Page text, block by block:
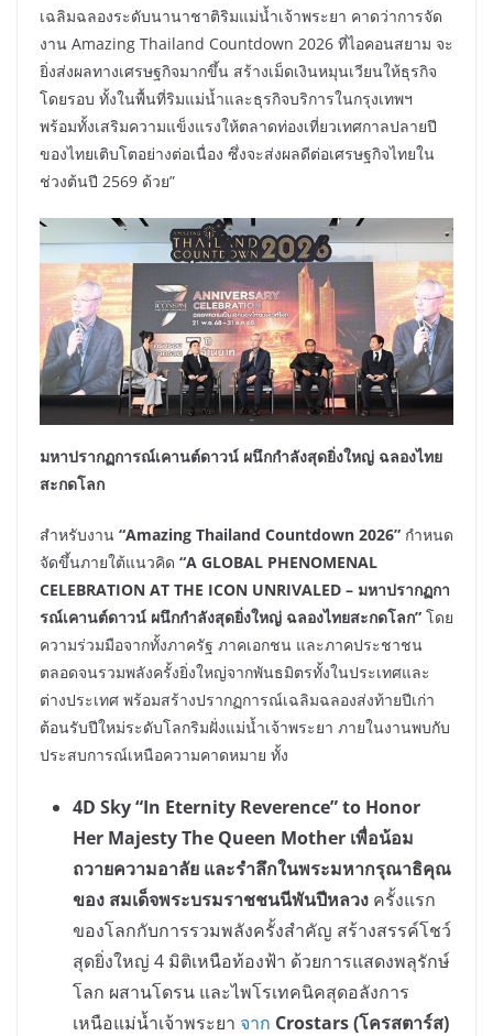
เฉลิมฉลองระดับนานาชาติริมแม่น้ำเจ้าพระยา คาดว่าการจัด
งาน Amazing Thailand Countdown 2026 ที่ไอคอนสยาม จะ
ยิ่งส่งผลทางเศรษฐกิจมากขึ้น สร้างเม็ดเงินหมุนเวียนให้ธุรกิจ
โดยรอบ ทั้งในพื้นที่ริมแม่น้ำและธุรกิจบริการในกรุงเทพฯ
พร้อมทั้งเสริมความแข็งแรงให้ตลาดท่องเที่ยวเทศกาลปลายปี
ของไทยเติบโตอย่างต่อเนื่อง ซึ่งจะส่งผลดีต่อเศรษฐกิจไทยใน
ช่วงต้นปี 2569 ด้วย”
มหาปรากฏการณ์เคานต์ดาวน์ ผนึกกำลังสุดยิ่งใหญ่ ฉลองไทย
สะกดโลก
สำหรับงาน “Amazing Thailand Countdown 2026” กำหนด
จัดขึ้นภายใต้แนวคิด “A GLOBAL PHENOMENAL
CELEBRATION AT THE ICON UNRIVALED – มหาปรากฏกา
รณ์เคานต์ดาวน์ ผนึกกำลังสุดยิ่งใหญ่ ฉลองไทยสะกดโลก” โดย
ความร่วมมือจากทั้งภาครัฐ ภาคเอกชน และภาคประชาชน
ตลอดจนรวมพลังครั้งยิ่งใหญ่จากพันธมิตรทั้งในประเทศและ
ต่างประเทศ พร้อมสร้างปรากฏการณ์เฉลิมฉลองส่งท้ายปีเก่า
ต้อนรับปีใหม่ระดับโลกริมฝั่งแม่น้ำเจ้าพระยา ภายในงานพบกับ
ประสบการณ์เหนือความคาดหมาย ทั้ง
4D Sky “In Eternity Reverence” to Honor
Her Majesty The Queen Mother เพื่อน้อม
ถวายความอาลัย และรำลึกในพระมหากรุณาธิคุณ
ของ สมเด็จพระบรมราชชนนีพันปีหลวง ครั้งแรก
ของโลกกับการรวมพลังครั้งสำคัญ สร้างสรรค์โชว์
สุดยิ่งใหญ่ 4 มิติเหนือท้องฟ้า ด้วยการแสดงพลุรักษ์
โลก ผสานโดรน และไพโรเทคนิคสุดอลังการ
เหนือแม่น้ำเจ้าพระยา จาก Crostars (โครสตาร์ส)